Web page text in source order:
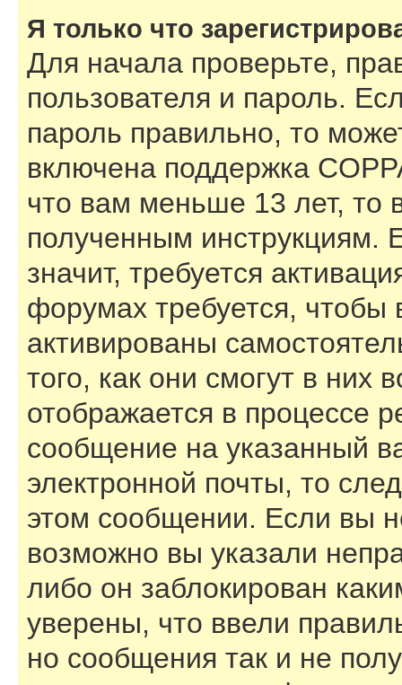
Я только что
Для начала проверьте,
пользователя и пароль.
пароль правильно, то
включена поддержка
что вам меньше 13 лет, то
полученным инструкциям.
значит, требуется
форумах требуется,
активированы
того, как они смогут в
отображается в процессе
сообщение на указанный
электронной почты, то
этом сообщении. Если вы
возможно вы указали
либо он заблокирован
уверены, что ввели
но сообщения так и не